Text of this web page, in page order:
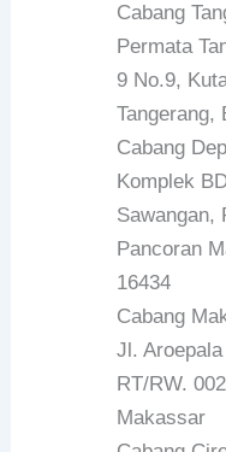
Cabang
Permata
9 No.9,
Tangerang,
Cabang
Komplek
Sawangan,
Pancoran
16434
Cabang
Jl.
RT/RW.
Makassar